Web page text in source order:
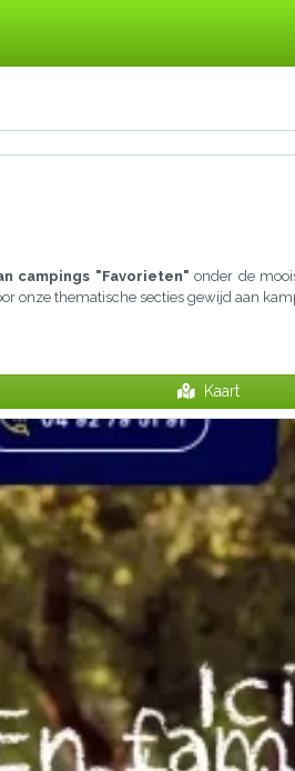
campings "Favorieten" onder de
onze thematische secties gewijd aan
Kaart